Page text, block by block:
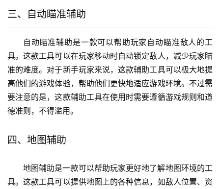
三、自动瞄准辅助
自动瞄准辅助是一款可以帮助玩家自动瞄准敌人的工
具。这款工具可以在玩家移动时自动锁定敌人，减少玩家瞄
准的难度。对于新手玩家来说，这款辅助工具可以极大地提
高他们的游戏体验，帮助他们更快地适应游戏环境。不过需
要注意的是，这款辅助工具在使用时需要遵循游戏规则和道
德准则，不得滥用。
四、地图辅助
地图辅助是一款可以帮助玩家更好地了解地图环境的工
具。这款工具可以提供地图上的各种信息，如敌人位置、资